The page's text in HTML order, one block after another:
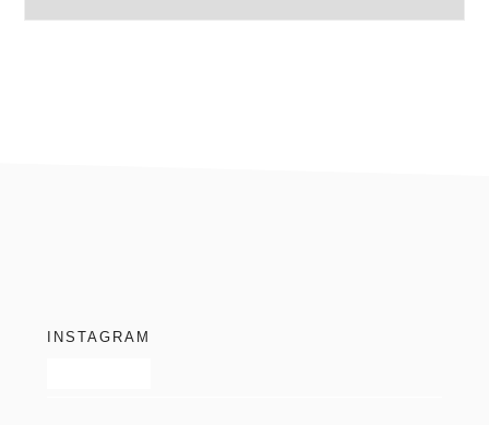
INSTAGRAM